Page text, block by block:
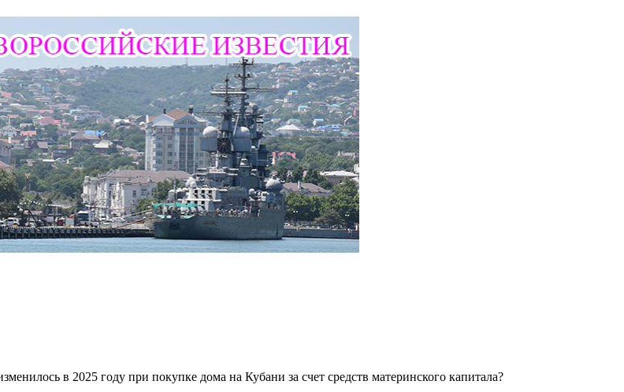
в 2025 году при покупке дома на Кубани за счет средств материнского капитала?